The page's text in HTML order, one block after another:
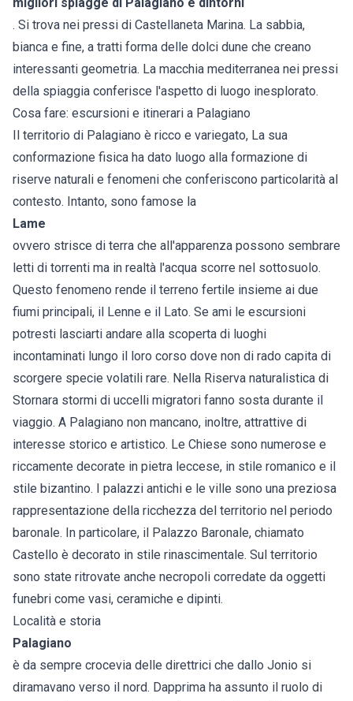
migliori spiagge di Palagiano e dintorni
. Si trova nei pressi di Castellaneta Marina. La sabbia,
bianca e fine, a tratti forma delle dolci dune che creano
interessanti geometria. La macchia mediterranea nei pressi
della spiaggia conferisce l'aspetto di luogo inesplorato.
Cosa fare: escursioni e itinerari a Palagiano
Il territorio di Palagiano è ricco e variegato, La sua
conformazione fisica ha dato luogo alla formazione di
riserve naturali e fenomeni che conferiscono particolarità al
contesto. Intanto, sono famose la
Lame
ovvero strisce di terra che all'apparenza possono sembrare
letti di torrenti ma in realtà l'acqua scorre nel sottosuolo.
Questo fenomeno rende il terreno fertile insieme ai due
fiumi principali, il Lenne e il Lato. Se ami le escursioni
potresti lasciarti andare alla scoperta di luoghi
incontaminati lungo il loro corso dove non di rado capita di
scorgere specie volatili rare. Nella Riserva naturalistica di
Stornara stormi di uccelli migratori fanno sosta durante il
viaggio. A Palagiano non mancano, inoltre, attrattive di
interesse storico e artistico. Le Chiese sono numerose e
riccamente decorate in pietra leccese, in stile romanico e il
stile bizantino. I palazzi antichi e le ville sono una preziosa
rappresentazione della ricchezza del territorio nel periodo
baronale. In particolare, il Palazzo Baronale, chiamato
Castello è decorato in stile rinascimentale. Sul territorio
sono state ritrovate anche necropoli corredate da oggetti
funebri come vasi, ceramiche e dipinti.
Località e storia
Palagiano
è da sempre crocevia delle direttrici che dallo Jonio si
diramavano verso il nord. Dapprima ha assunto il ruolo di